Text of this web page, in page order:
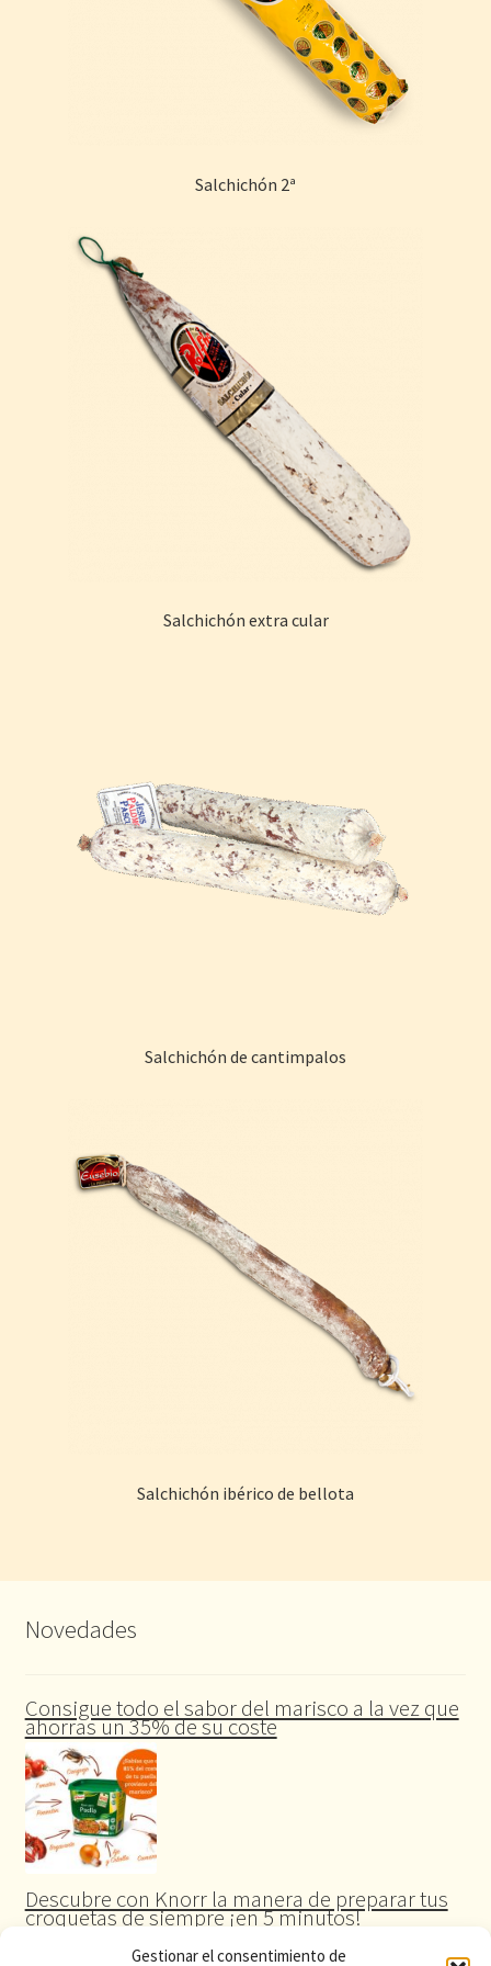
Gestionar el consentimiento de
Salchichón 2ª
Salchichón extra cular
Salchichón de cantimpalos
Salchichón ibérico de bellota
Novedades
Consigue todo el sabor del marisco a la vez que
ahorras un 35% de su coste
Descubre con Knorr la manera de preparar tus
croquetas de siempre ¡en 5 minutos!